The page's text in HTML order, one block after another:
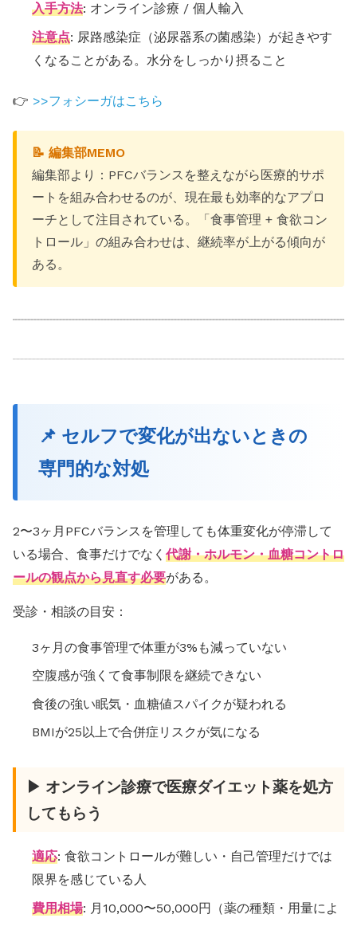
入手方法: オンライン診療 / 個人輸入
注意点: 尿路感染症（泌尿器系の菌感染）が起きやす
くなることがある。水分をしっかり摂ること
👉 >>フォシーガはこちら
📝 編集部MEMO
編集部より：PFCバランスを整えながら医療的サポ
ートを組み合わせるのが、現在最も効率的なアプロ
ーチとして注目されている。「食事管理 + 食欲コン
トロール」の組み合わせは、継続率が上がる傾向が
ある。
📌 セルフで変化が出ないときの
専門的な対処
2〜3ヶ月PFCバランスを管理しても体重変化が停滞して
いる場合、食事だけでなく 代謝・ホルモン・血糖コントロ
ールの観点から見直す必要がある。
受診・相談の目安：
3ヶ月の食事管理で体重が3%も減っていない
空腹感が強くて食事制限を継続できない
食後の強い眠気・血糖値スパイクが疑われる
BMIが25以上で合併症リスクが気になる
▶ オンライン診療で医療ダイエット薬を処方
してもらう
適応: 食欲コントロールが難しい・自己管理だけでは
限界を感じている人
費用相場: 月10,000〜50,000円（薬の種類・用量によ